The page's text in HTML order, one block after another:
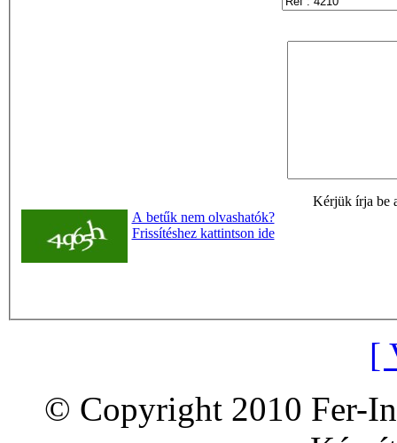
Kérjük írja be
A betűk nem olvashatók?
Frissítéshez kattintson ide
[
© Copyright 2010 Fer-